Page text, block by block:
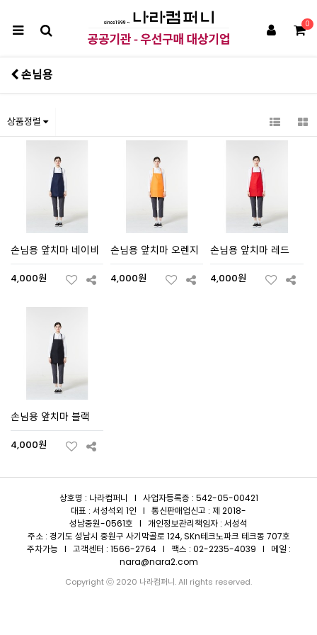
0
손님용
상품정렬
손님용 앞치마 네이비
4,000원
손님용 앞치마 오렌지
4,000원
손님용 앞치마 레드
4,000원
손님용 앞치마 블랙
4,000원
상호명 : 나라컴퍼니 I 사업자등록증 : 542-05-00421
대표 : 서성석외 1인 I 통신판매업신고 : 제 2018-
성남중원-0561호 I 개인정보관리책임자 : 서성석
주소 : 경기도 성남시 중원구 사기막골로 124, SKn테크노파크 테크동 707호
주차가능 I 고객센터 : 1566-2764 I 팩스 : 02-2235-4039 I 메일 :
nara@nara2.com
Copyright ⓒ 2020 나라컴퍼니. All rights reserved.